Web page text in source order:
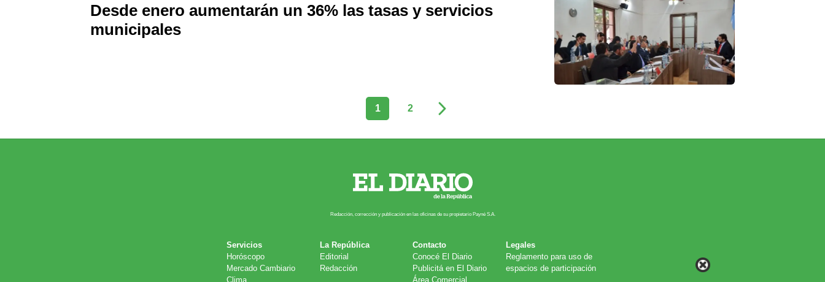
Desde enero aumentarán un 36% las tasas y servicios
municipales
1 2
Redacción, corrección y publicación en las oficinas de su propietario Payn​é S.A.
Servicios
Horóscopo
Mercado Cambiario
Clima
La República
Editorial
Redacción
Contacto
Conocé El Diario
Publicitá en El Diario
Área Comercial
Legales
Reglamento para uso de
espacios de participación